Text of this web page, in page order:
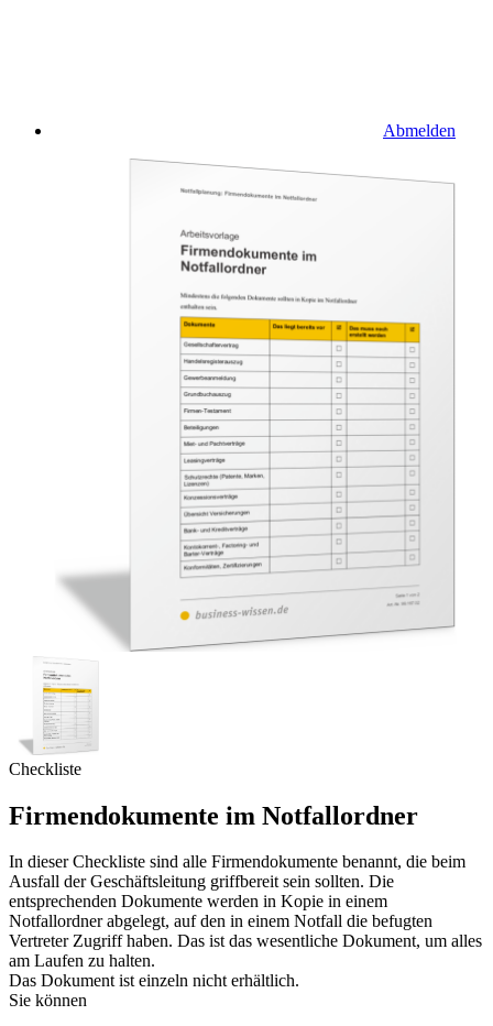
Abmelden
Checkliste
Firmendokumente im Notfallordner
In dieser Checkliste sind alle Firmendokumente benannt, die beim
Ausfall der Geschäftsleitung griffbereit sein sollten. Die
entsprechenden Dokumente werden in Kopie in einem
Notfallordner abgelegt, auf den in einem Notfall die befugten
Vertreter Zugriff haben. Das ist das wesentliche Dokument, um alles
am Laufen zu halten.
Das Dokument ist einzeln nicht erhältlich.
Sie können